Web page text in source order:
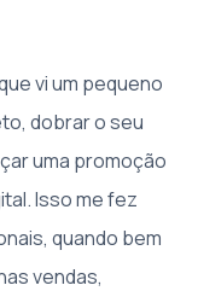
vi um pequeno
dobrar o seu
uma promoção
Isso me fez
quando bem
vendas,